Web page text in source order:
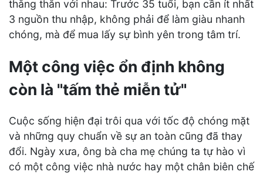
thẳng thắn với nhau: Trước 35 tuổi, bạn cần ít nhất
3 nguồn thu nhập, không phải để làm giàu nhanh
chóng, mà để mua lấy sự bình yên trong tâm trí.
Một công việc ổn định không
còn là "tấm thẻ miễn tử"
Cuộc sống hiện đại trôi qua với tốc độ chóng mặt
và những quy chuẩn về sự an toàn cũng đã thay
đổi. Ngày xưa, ông bà cha mẹ chúng ta tự hào vì
có một công việc nhà nước hay một chân biên chế